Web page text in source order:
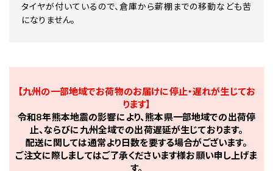
タイヤが付いているので、倉庫から薪棚までの移動なども苦
になりません。
【九州の一部地域でお荷物のお届けに停止・遅れが生じてお
ります】
令和8年熊本地震の影響により、熊本県一部地域での出荷停
止、ならびに九州全域での出荷遅延が生じております。
配送に関しては通常より日数を要する場合がございます。
ご注文に際しましてはご了承くださいます様お願い申し上げま
す。